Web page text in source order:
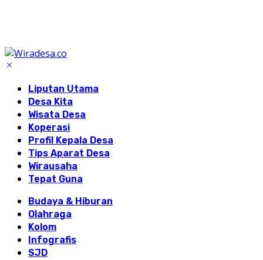
Liputan Utama
Desa Kita
Wisata Desa
Koperasi
Profil Kepala Desa
Tips Aparat Desa
Wirausaha
Tepat Guna
Budaya & Hiburan
Olahraga
Kolom
Infografis
SJD